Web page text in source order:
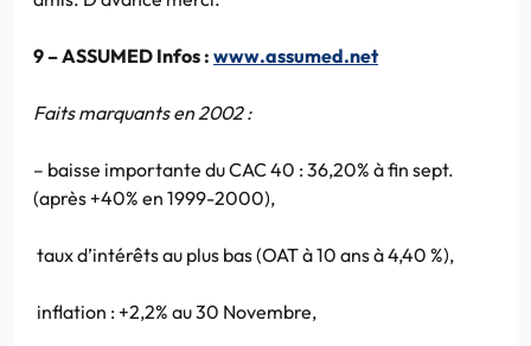
9 – ASSUMED Infos : www.assumed.net
Faits marquants en 2002 :
– baisse importante du CAC 40 : 36,20% à fin sept.
(après +40% en 1999-2000),
taux d’intérêts au plus bas (OAT à 10 ans à 4,40 %),
inflation : +2,2% au 30 Novembre,